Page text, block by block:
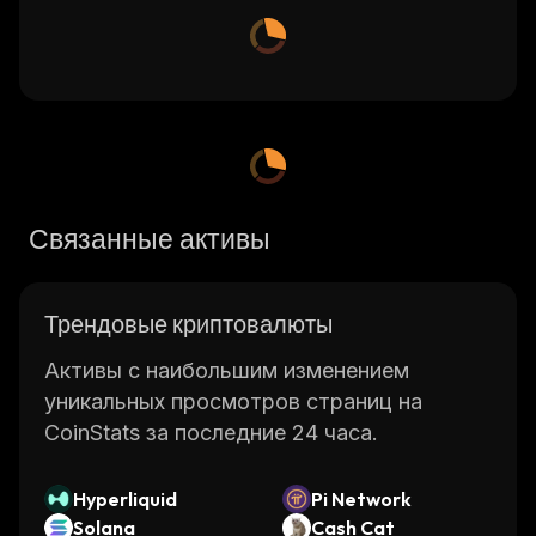
Связанные активы
Трендовые криптовалюты
Активы с наибольшим изменением
уникальных просмотров страниц на
CoinStats за последние 24 часа.
Hyperliquid
Pi Network
Solana
Cash Cat